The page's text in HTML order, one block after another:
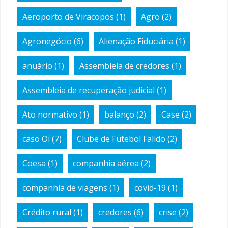
Aeroporto de Viracopos (1) Agro (2)
Agronegócio (6) Alienação Fiduciária (1)
anuário (1) Assembleia de credores (1)
Assembleia de recuperação judicial (1)
Ato normativo (1) balanço (2) Case (2)
caso Oi (7) Clube de Futebol Falido (2)
Coesa (1) companhia aérea (2)
companhia de viagens (1) covid-19 (1)
Crédito rural (1) credores (6) crise (2)